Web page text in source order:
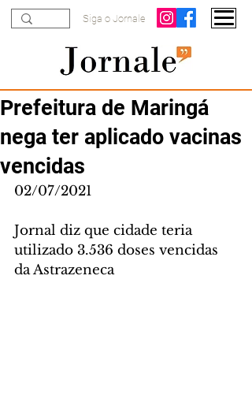
Siga o Jornale
Prefeitura de Maringá
nega ter aplicado vacinas
vencidas
02/07/2021
Jornal diz que cidade teria
utilizado 3.536 doses vencidas
da Astrazeneca